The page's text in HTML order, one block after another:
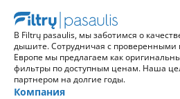
В Filtrų pasaulis, мы заботимся о
дышите. Сотрудничая с проверенными
Европе мы предлагаем как
фильтры по доступным ценам. Наша
партнером на долгие годы.
Компания